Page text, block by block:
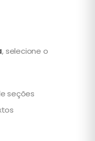
, selecione o
seções